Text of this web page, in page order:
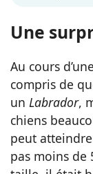
Une
Au cours
compris de
un Labrador,
chiens
peut
pas moins de